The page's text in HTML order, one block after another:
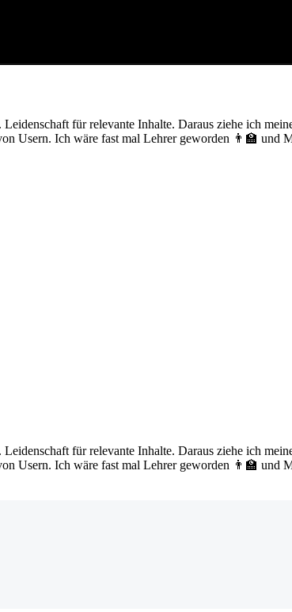
für relevante Inhalte. Daraus ziehe ich
Usern. Ich wäre fast mal Lehrer geworden 👨‍🏫 und
für relevante Inhalte. Daraus ziehe ich
Usern. Ich wäre fast mal Lehrer geworden 👨‍🏫 und